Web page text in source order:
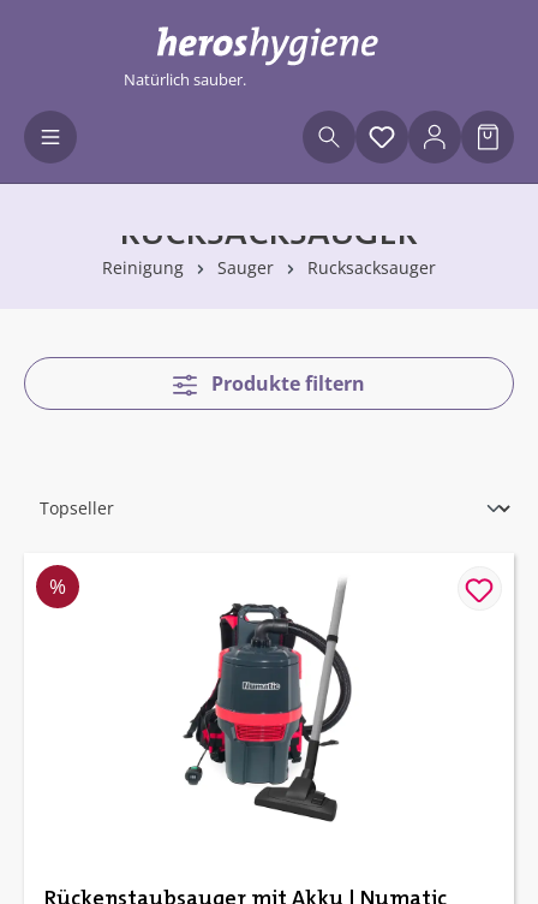
Zum Hauptinhalt springen
Natürlich sauber.
Du hast 0
RUCKSACKSAUGER
Reinigung Sauger Rucksacksauger
Produkte filtern
Rabatt
%
Rückenstaubsauger mit Akku | Numatic